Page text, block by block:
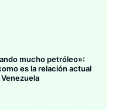
mucho petróleo»:
es la relación actual